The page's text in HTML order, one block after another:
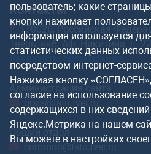
пользователь; какие
кнопки нажимает
информация используется
статистических данных
посредством интернет-
Нажимая кнопку
согласие на использование
содержащихся в них
Яндекс.Метрика на нашем
Вы можете в настройках
Контакты
170026, Российская
Тверь, наб. Аф. Никитина, д. 22
Реквизиты организации
Администрация сайта
Общий отдел
common@tstu.tver.ru